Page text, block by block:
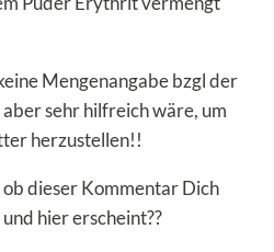
Mengenangabe bzgl der
aber sehr hilfreich wäre, um
herzustellen!!
ob dieser Kommentar Dich
hier erscheint??